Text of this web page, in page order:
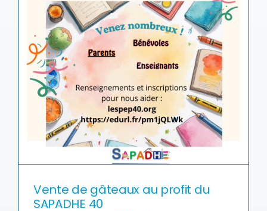
Vente de gâteaux au profit du
SAPADHE 40